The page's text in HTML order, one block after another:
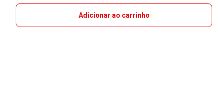
Adicionar ao carrinho